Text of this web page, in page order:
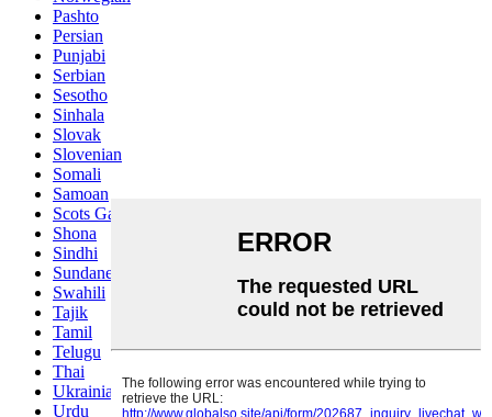
Pashto
Persian
Punjabi
Serbian
Sesotho
Sinhala
Slovak
Slovenian
Somali
Samoan
Scots Gaelic
Shona
Sindhi
Sundanese
Swahili
Tajik
Tamil
Telugu
Thai
Ukrainian
Urdu